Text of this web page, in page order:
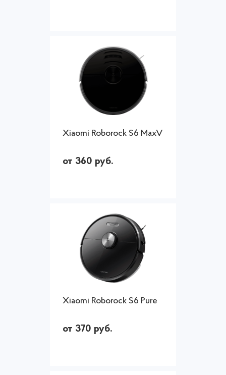
Xiaomi Roborock S6 MaxV
от 360 руб.
Xiaomi Roborock S6 Pure
от 370 руб.